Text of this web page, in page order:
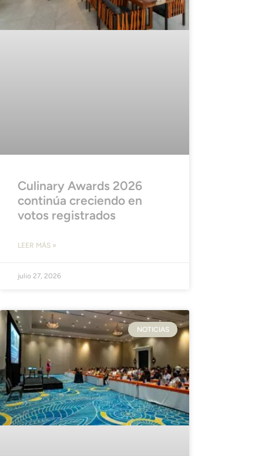
Culinary Awards 2026
continúa creciendo en
votos registrados
LEER MÁS »
julio 27, 2026
NOTICIAS